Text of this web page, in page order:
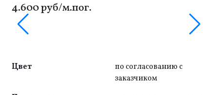
4.600 руб/м.пог.
Цвет
по согласованию с
заказчиком